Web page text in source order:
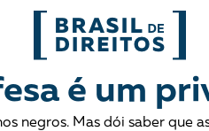
é um
negros. Mas dói saber que